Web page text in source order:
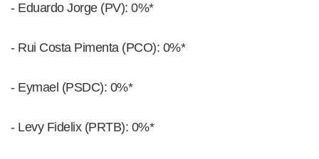
- Eduardo Jorge (PV): 0%*
- Rui Costa Pimenta (PCO): 0%*
- Eymael (PSDC): 0%*
- Levy Fidelix (PRTB): 0%*